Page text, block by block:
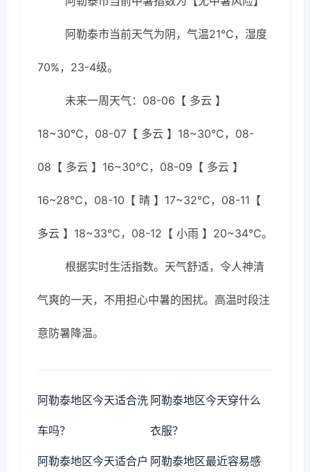
阿勒泰市当前天气为阴，气温21℃，湿度
70%，23-4级。
未来一周天气：08-06【 多云 】
18~30℃，08-07【 多云 】18~30℃，08-
08【 多云 】16~30℃，08-09【 多云 】
16~28℃，08-10【 晴 】17~32℃，08-11【
多云 】18~33℃，08-12【 小雨 】20~34℃。
根据实时生活指数。天气舒适，令人神清
气爽的一天，不用担心中暑的困扰。高温时段注
意防暑降温。
阿勒泰地区今天适合洗
车吗？
阿勒泰地区今天穿什么
衣服？
阿勒泰地区今天适合户 阿勒泰地区最近容易感